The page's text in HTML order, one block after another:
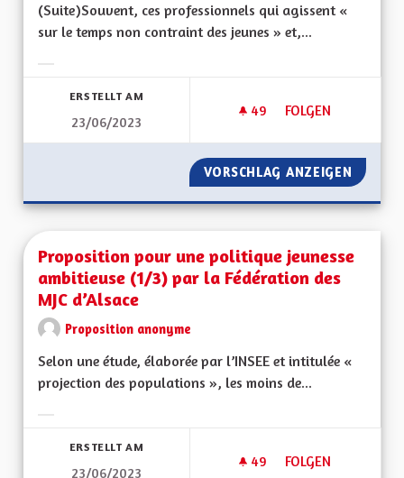
(Suite)Souvent, ces professionnels qui agissent «
sur le temps non contraint des jeunes » et,...
ERSTELLT AM
23/06/2023
49 49 FOLLOWER
FOLGEN
PROPOSITION
VORSCHLAG ANZEIGEN
Proposition pour une politique jeunesse
ambitieuse (1/3) par la Fédération des
MJC d’Alsace
Proposition anonyme
Selon une étude, élaborée par l’INSEE et intitulée «
projection des populations », les moins de...
ERSTELLT AM
23/06/2023
49 49 FOLLOWER
FOLGEN
PROPOSITION